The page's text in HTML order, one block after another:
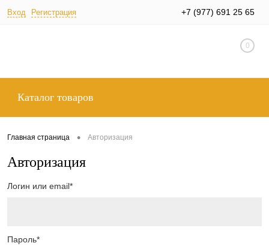
Вход Регистрация +7 (977) 691 25 65
0
Каталог товаров
Главная страница • Авторизация
Авторизация
Логин или email*
Пароль*